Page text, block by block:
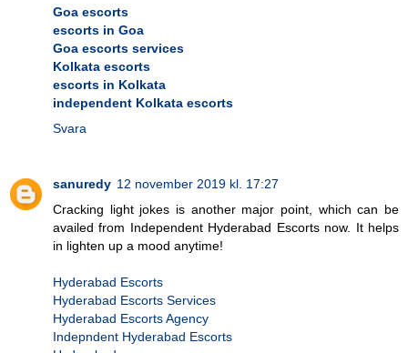
Goa escorts
escorts in Goa
Goa escorts services
Kolkata escorts
escorts in Kolkata
independent Kolkata escorts
Svara
sanuredy 12 november 2019 kl. 17:27
Cracking light jokes is another major point, which can be
availed from Independent Hyderabad Escorts now. It helps
in lighten up a mood anytime!
Hyderabad Escorts
Hyderabad Escorts Services
Hyderabad Escorts Agency
Indepndent Hyderabad Escorts